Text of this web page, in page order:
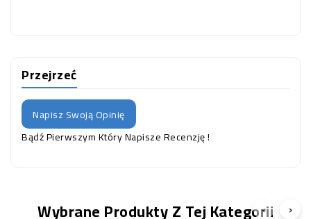
Przejrzeć
Napisz Swoją Opinię
Bądź Pierwszym Który Napisze Recenzję !
Wybrane Produkty Z Tej Kategorii
‹ ›